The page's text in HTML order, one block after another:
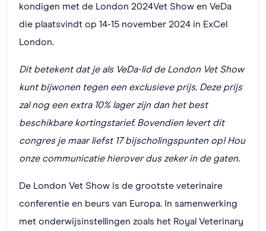
kondigen met de London 2024Vet Show en VeDa
die plaatsvindt op 14-15 november 2024 in ExCel
London.
Dit betekent dat je als VeDa-lid de London Vet Show
kunt bijwonen tegen een exclusieve prijs. Deze prijs
zal nog een extra 10% lager zijn dan het best
beschikbare kortingstarief. Bovendien levert dit
congres je maar liefst 17 bijscholingspunten op! Hou
onze communicatie hierover dus zeker in de gaten.
De London Vet Show is de grootste veterinaire
conferentie en beurs van Europa. In samenwerking
met onderwijsinstellingen zoals het Royal Veterinary